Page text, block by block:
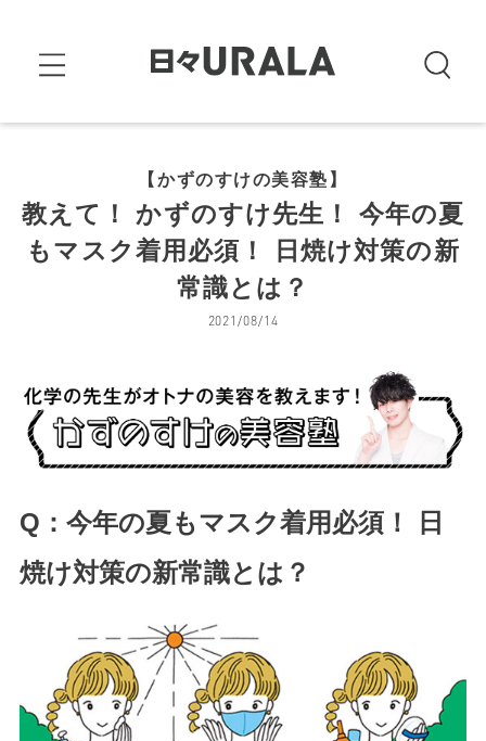
【かずのすけの美容塾】
教えて！ かずのすけ先生！ 今年の夏
もマスク着用必須！ 日焼け対策の新
常識とは？
2021/08/14
Q：今年の夏もマスク着用必須！ 日
焼け対策の新常識とは？